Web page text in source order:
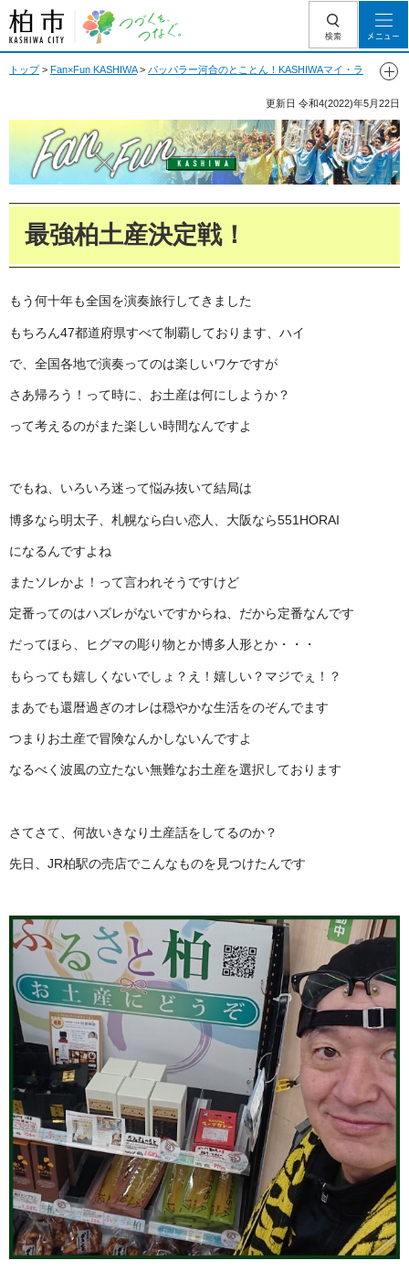
柏市 つづくを、
つなぐ。
検索 メニュー
トップ> Fan×Fun KASHIWA> パッパラー河合のとことん！KASHIWAマイ・ラ
更新日 令和4(2022)年5月22日
最強柏土産決定戦！
もう何十年も全国を演奏旅行してきました
もちろん47都道府県すべて制覇しております、ハイ
で、全国各地で演奏ってのは楽しいワケですが
さあ帰ろう！って時に、お土産は何にしようか？
って考えるのがまた楽しい時間なんですよ
でもね、いろいろ迷って悩み抜いて結局は
博多なら明太子、札幌なら白い恋人、大阪なら551HORAI
になるんですよね
またソレかよ！って言われそうですけど
定番ってのはハズレがないですからね、だから定番なんです
だってほら、ヒグマの彫り物とか博多人形とか・・・
もらっても嬉しくないでしょ？え！嬉しい？マジでぇ！？
まあでも還暦過ぎのオレは穏やかな生活をのぞんでます
つまりお土産で冒険なんかしないんですよ
なるべく波風の立たない無難なお土産を選択しております
さてさて、何故いきなり土産話をしてるのか？
先日、JR柏駅の売店でこんなものを見つけたんです